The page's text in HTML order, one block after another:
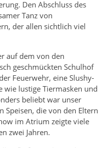
Den Abschluss des
Tanz von
der allen sichtlich viel
auf dem von den
geschmückten Schulhof
Feuerwehr, eine Slushy-
wie lustige Tiermasken und
beliebt war unser
Speisen, die von den Eltern
im Atrium zeigte viele
zwei Jahren.